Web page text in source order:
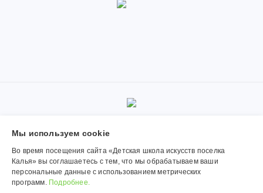
дополнительного образования «Детская школа искусств поселка
Калья». Использование материалов сайта согласуется с
администрацией учреждения.
Обработка персональных данных
Мы используем сookie
Во время посещения сайта «Детская школа искусств поселка
Калья» вы соглашаетесь с тем, что мы обрабатываем ваши
персональные данные с использованием метрических
программ. Подробнее.